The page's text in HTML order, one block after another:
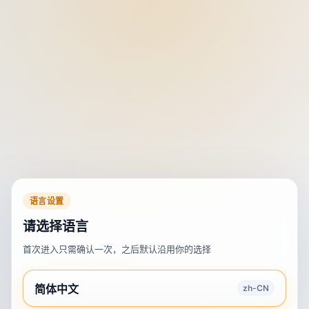
语言设置
请选择语言
首次进入只需确认一次，之后默认沿用你的选择
简体中文 zh-CN